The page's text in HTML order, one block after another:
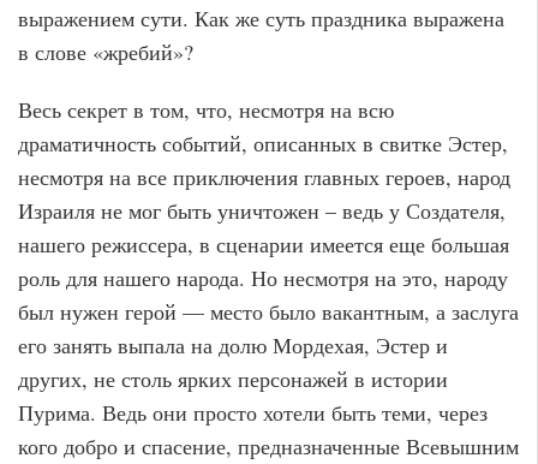
выражением сути. Как же суть праздника выражена
в слове «жребий»?
Весь секрет в том, что, несмотря на всю
драматичность событий, описанных в свитке Эстер,
несмотря на все приключения главных героев, народ
Израиля не мог быть уничтожен – ведь у Создателя,
нашего режиссера, в сценарии имеется еще большая
роль для нашего народа. Но несмотря на это, народу
был нужен герой — место было вакантным, а заслуга
его занять выпала на долю Мордехая, Эстер и
других, не столь ярких персонажей в истории
Пурима. Ведь они просто хотели быть теми, через
кого добро и спасение, предназначенные Всевышним